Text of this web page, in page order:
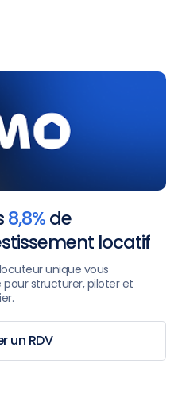
8,8%de
locatif
unique vous
structurer, piloter et
un RDV